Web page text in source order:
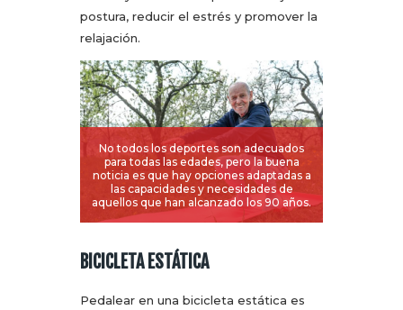
postura, reducir el estrés y promover la
relajación.
No todos los deportes son adecuados
para todas las edades, pero la buena
noticia es que hay opciones adaptadas a
las capacidades y necesidades de
aquellos que han alcanzado los 90 años.
BICICLETA ESTÁTICA
Pedalear en una bicicleta estática es